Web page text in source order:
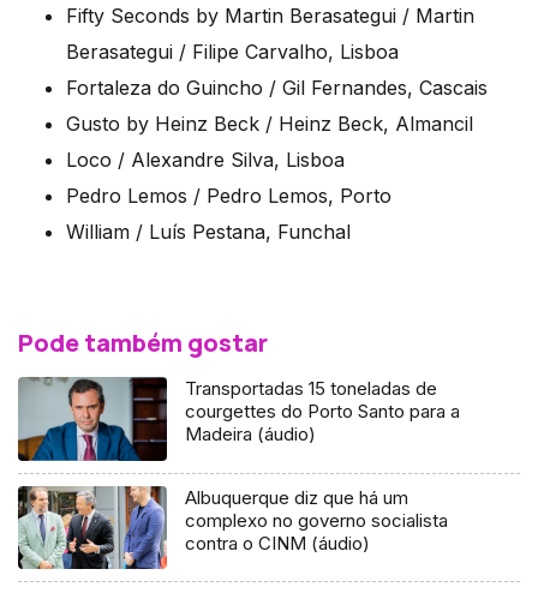
Fifty Seconds by Martin Berasategui / Martin
Berasategui / Filipe Carvalho, Lisboa
Fortaleza do Guincho / Gil Fernandes, Cascais
Gusto by Heinz Beck / Heinz Beck, Almancil
Loco / Alexandre Silva, Lisboa
Pedro Lemos / Pedro Lemos, Porto
William / Luís Pestana, Funchal
Pode também gostar
Transportadas 15 toneladas de
courgettes do Porto Santo para a
Madeira (áudio)
Albuquerque diz que há um
complexo no governo socialista
contra o CINM (áudio)